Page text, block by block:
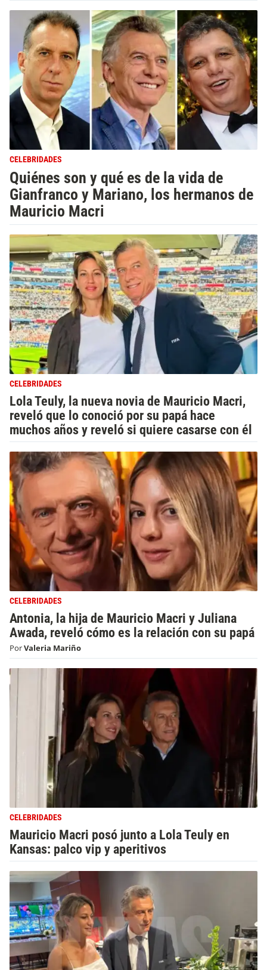
CELEBRIDADES
Quiénes son y qué es de la vida de
Gianfranco y Mariano, los hermanos de
Mauricio Macri
CELEBRIDADES
Lola Teuly, la nueva novia de Mauricio Macri,
reveló que lo conoció por su papá hace
muchos años y reveló si quiere casarse con él
CELEBRIDADES
Antonia, la hija de Mauricio Macri y Juliana
Awada, reveló cómo es la relación con su papá
PorValeria Mariño
CELEBRIDADES
Mauricio Macri posó junto a Lola Teuly en
Kansas: palco vip y aperitivos